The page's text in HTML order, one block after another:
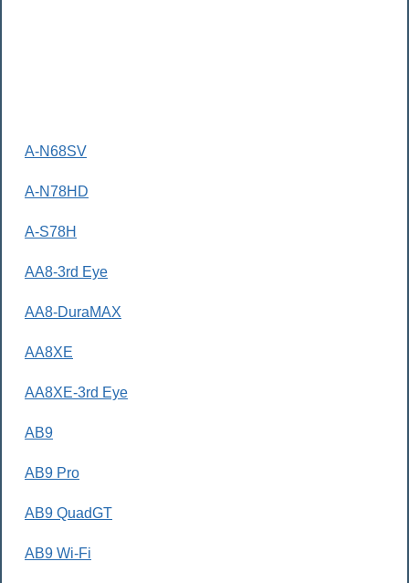
A-N68SV
A-N78HD
A-S78H
AA8-3rd Eye
AA8-DuraMAX
AA8XE
AA8XE-3rd Eye
AB9
AB9 Pro
AB9 QuadGT
AB9 Wi-Fi